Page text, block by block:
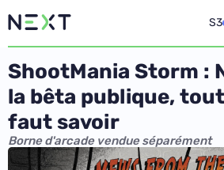
S3
ShootMania Storm :
la bêta publique, tout
faut savoir
Borne d'arcade vendue séparément